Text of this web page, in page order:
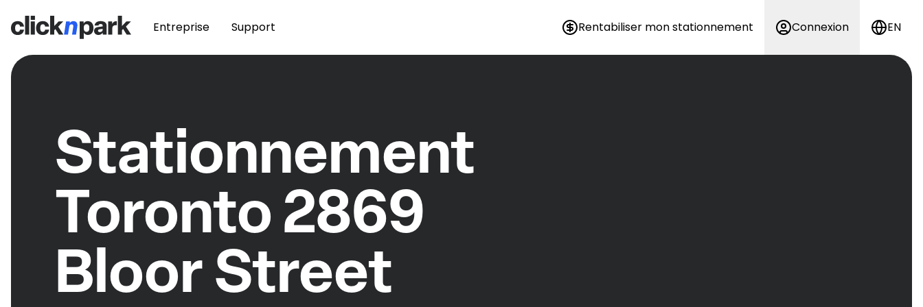
Entreprise Support Rentabiliser mon stationnement Connexion EN
Stationnement
Toronto 2869
Bloor Street